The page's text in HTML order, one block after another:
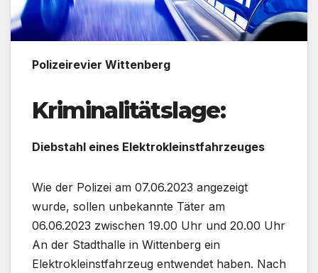
Polizeirevier Wittenberg
Kriminalitätslage:
Diebstahl eines Elektrokleinstfahrzeuges
Wie der Polizei am 07.06.2023 angezeigt
wurde, sollen unbekannte Täter am
06.06.2023 zwischen 19.00 Uhr und 20.00 Uhr
An der Stadthalle in Wittenberg ein
Elektrokleinstfahrzeug entwendet haben. Nach